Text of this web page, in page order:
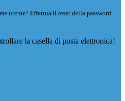
utente? Effettua il reset della password
la casella di posta elettronica!